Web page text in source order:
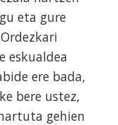
eta gure
eskualdea
ere bada,
bere ustez,
gehien